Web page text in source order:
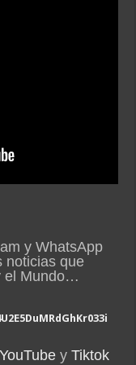
y WhatsApp
noticias que
el Mundo…
YouTube yTiktok